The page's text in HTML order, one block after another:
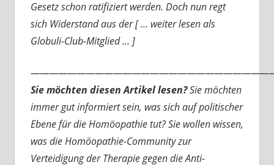
Gesetz schon ratifiziert werden. Doch nun regt
sich Widerstand aus der [ … weiter lesen als
Globuli-Club-Mitglied … ]
Sie möchten diesen Artikel lesen?Sie möchten
immer gut informiert sein, was sich auf politischer
Ebene für die Homöopathie tut? Sie wollen wissen,
was die Homöopathie-Community zur
Verteidigung der Therapie gegen die Anti-